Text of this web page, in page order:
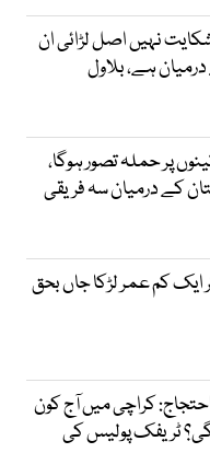
نہیں اصل لڑائی ان
ہے، بلاول
پر حملہ تصور ہوگا،
کے درمیان سہ فریقی
ایک کم عمر لڑکا جاں بحق
کراچی میں آج کون
ٹریفک پولیس کی